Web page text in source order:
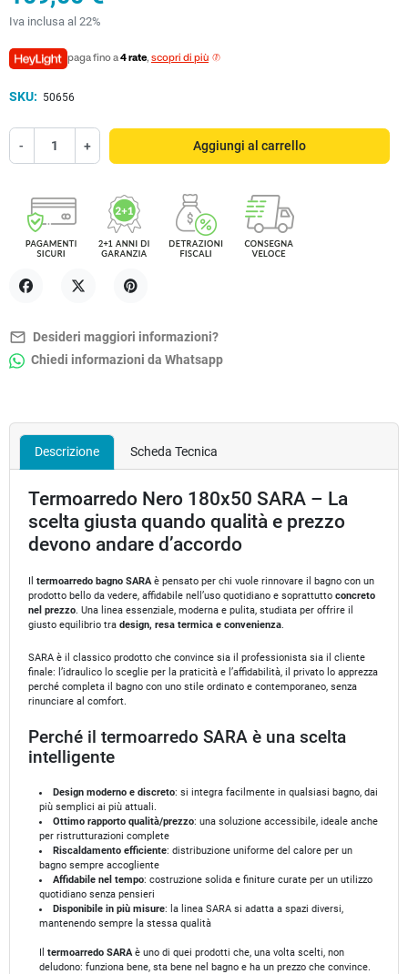
Iva inclusa al 22%
paga fino a4 rate, scopri di più
SKU: 50656
- + Aggiungi al carrello
mail_outline Desideri maggiori informazioni?
Chiedi informazioni da Whatsapp
Descrizione Scheda Tecnica
Termoarredo Nero 180x50 SARA – La
scelta giusta quando qualità e prezzo
devono andare d’accordo
Il termoarredo bagno SARAè pensato per chi vuole rinnovare il bagno con un
prodotto bello da vedere, affidabile nell’uso quotidiano e soprattutto concreto
nel prezzo. Una linea essenziale, moderna e pulita, studiata per offrire il
giusto equilibrio tra design, resa termica e convenienza.
SARA è il classico prodotto che convince sia il professionista sia il cliente
finale: l’idraulico lo sceglie per la praticità e l’affidabilità, il privato lo apprezza
perché completa il bagno con uno stile ordinato e contemporaneo, senza
rinunciare al comfort.
Perché il termoarredo SARA è una scelta
intelligente
Design moderno e discreto: si integra facilmente in qualsiasi bagno, dai
più semplici ai più attuali.
Ottimo rapporto qualità/prezzo: una soluzione accessibile, ideale anche
per ristrutturazioni complete
Riscaldamento efficiente: distribuzione uniforme del calore per un
bagno sempre accogliente
Affidabile nel tempo: costruzione solida e finiture curate per un utilizzo
quotidiano senza pensieri
Disponibile in più misure: la linea SARA si adatta a spazi diversi,
mantenendo sempre la stessa qualità
Il termoarredo SARAè uno di quei prodotti che, una volta scelti, non
deludono: funziona bene, sta bene nel bagno e ha un prezzo che convince.